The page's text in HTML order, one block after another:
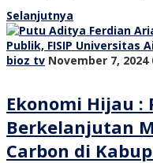
Selanjutnya
bioz tv November 7, 2024
Ekonomi Hijau :
Berkelanjutan
Carbon di